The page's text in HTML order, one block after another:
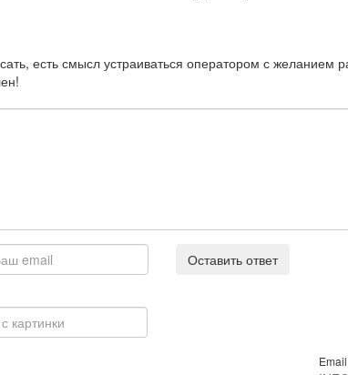
есть смысл устраиваться оператором с желанием
Оставить ответ